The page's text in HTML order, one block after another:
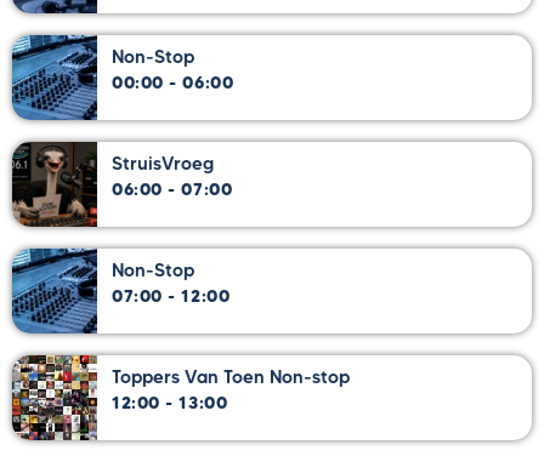
Non-Stop
00:00 - 06:00
StruisVroeg
06:00 - 07:00
Non-Stop
07:00 - 12:00
Toppers Van Toen Non-stop
12:00 - 13:00